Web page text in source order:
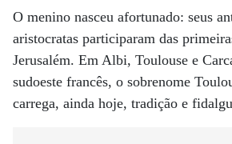
O menino nasceu afortunado: seus
aristocratas participaram das
Jerusalém. Em Albi, Toulouse e
sudoeste francês, o sobrenome
carrega, ainda hoje, tradição e